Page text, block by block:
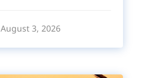
August 3, 2026